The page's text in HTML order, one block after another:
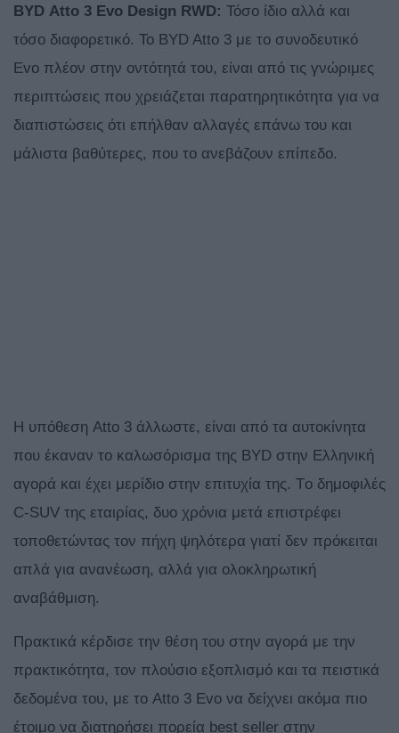
BYD Atto 3 Evo Design RWD: Τόσο ίδιο αλλά και
τόσο διαφορετικό. Το BYD Atto 3 με το συνοδευτικό
Evo πλέον στην οντότητά του, είναι από τις γνώριμες
περιπτώσεις που χρειάζεται παρατηρητικότητα για να
διαπιστώσεις ότι επήλθαν αλλαγές επάνω του και
μάλιστα βαθύτερες, που το ανεβάζουν επίπεδο.
Η υπόθεση Atto 3 άλλωστε, είναι από τα αυτοκίνητα
που έκαναν το καλωσόρισμα της BYD στην Ελληνική
αγορά και έχει μερίδιο στην επιτυχία της. Tο δημοφιλές
C-SUV της εταιρίας, δυο χρόνια μετά επιστρέφει
τοποθετώντας τον πήχη ψηλότερα γιατί δεν πρόκειται
απλά για ανανέωση, αλλά για ολοκληρωτική
αναβάθμιση.
Πρακτικά κέρδισε την θέση του στην αγορά με την
πρακτικότητα, τον πλούσιο εξοπλισμό και τα πειστικά
δεδομένα του, με το Atto 3 Evo να δείχνει ακόμα πιο
έτοιμο να διατηρήσει πορεία best seller στην